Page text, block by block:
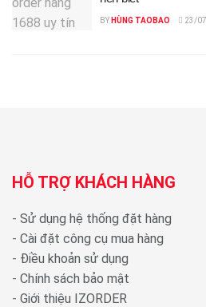
BY HÙNG TAOBAO 23/
HỖ TRỢ KHÁCH HÀNG
- Sử dụng hệ thống đặt hàng
- Cài đặt công cụ mua hàng
- Điều khoản sử dụng
- Chính sách bảo mật
- Giới thiệu IZORDER